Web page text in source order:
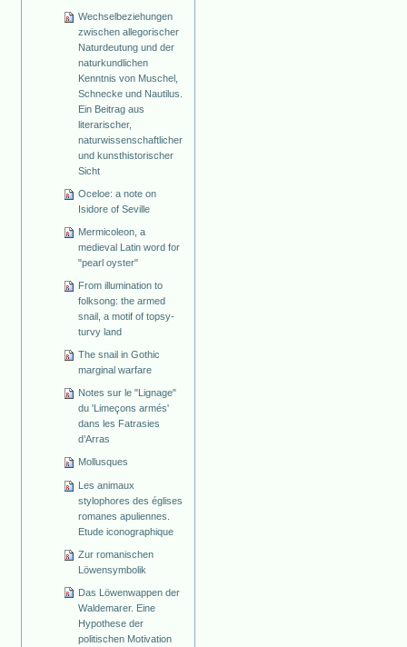
Wechselbeziehungen
zwischen allegorischer
Naturdeutung und der
naturkundlichen
Kenntnis von Muschel,
Schnecke und Nautilus.
Ein Beitrag aus
literarischer,
naturwissenschaftlicher
und kunsthistorischer
Sicht
Oceloe: a note on
Isidore of Seville
Mermicoleon, a
medieval Latin word for
"pearl oyster"
From illumination to
folksong: the armed
snail, a motif of topsy-
turvy land
The snail in Gothic
marginal warfare
Notes sur le "Lignage"
du 'Limeçons armés'
dans les Fatrasies
d’Arras
Mollusques
Les animaux
stylophores des églises
romanes apuliennes.
Etude iconographique
Zur romanischen
Löwensymbolik
Das Löwenwappen der
Waldemarer. Eine
Hypothese der
politischen Motivation